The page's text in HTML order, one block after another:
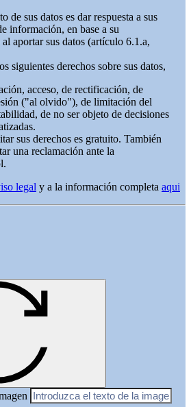
de sus datos es dar respuesta a sus
información, en base a su
aportar sus datos (artículo 6.1.a,
siguientes derechos sobre sus datos,
acceso, de rectificación, de
("al olvido"), de limitación del
de no ser objeto de decisiones
sus derechos es gratuito. También
una reclamación ante la
legal y a la información completa aqui